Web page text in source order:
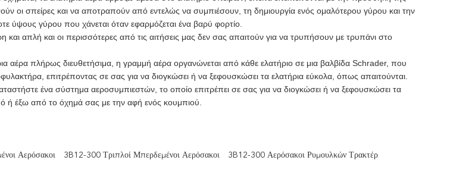
οι σπείρες και να αποτραπούν από εντελώς να συμπιέσουν, τη δημιουργία ενός ομαλότερου γύρου και την
ύψους γύρου που χάνεται όταν εφαρμόζεται ένα βαρύ φορτίο.
και απλή και οι περισσότερες από τις αιτήσεις μας δεν σας απαιτούν για να τρυπήσουν με τρυπάνι στο
αέρα πλήρως διευθετήσιμα, η γραμμή αέρα οργανώνεται από κάθε ελατήριο σε μια βαλβίδα Schrader, που
επιτρέποντας σε σας για να διογκώσει ή να ξεφουσκώσει τα ελατήρια εύκολα, όπως απαιτούνται.
ένα σύστημα αεροσυμπιεστών, το οποίο επιτρέπει σε σας για να διογκώσει ή να ξεφουσκώσει τα
ή έξω από το όχημά σας με την αφή ενός κουμπιού.
Αερόσακοι 3B12-300 Τριπλοί Μπερδεμένοι Αερόσακοι 3B12-300 Αερόσακοι Ρυμουλκών Τρακτέρ